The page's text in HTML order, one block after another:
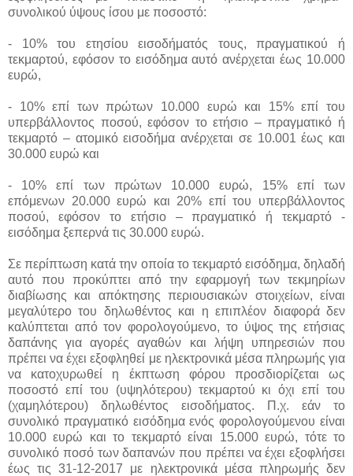
συνολικού ύψους ίσου με ποσοστό:
- 10% του ετησίου εισοδήματός τους, πραγματικού ή
τεκμαρτού, εφόσον το εισόδημα αυτό ανέρχεται έως 10.000
ευρώ,
- 10% επί των πρώτων 10.000 ευρώ και 15% επί του
υπερβάλλοντος ποσού, εφόσον το ετήσιο – πραγματικό ή
τεκμαρτό – ατομικό εισοδήμα ανέρχεται σε 10.001 έως και
30.000 ευρώ και
- 10% επί των πρώτων 10.000 ευρώ, 15% επί των
επόμενων 20.000 ευρώ και 20% επί του υπερβάλλοντος
ποσού, εφόσον το ετήσιο – πραγματικό ή τεκμαρτό -
εισόδημα ξεπερνά τις 30.000 ευρώ.
Σε περίπτωση κατά την οποία το τεκμαρτό εισόδημα, δηλαδή
αυτό που προκύπτει από την εφαρμογή των τεκμηρίων
διαβίωσης και απόκτησης περιουσιακών στοιχείων, είναι
μεγαλύτερο του δηλωθέντος και η επιπλέον διαφορά δεν
καλύπτεται από τον φορολογούμενο, το ύψος της ετήσιας
δαπάνης για αγορές αγαθών και λήψη υπηρεσιών που
πρέπει να έχει εξοφληθεί με ηλεκτρονικά μέσα πληρωμής για
να κατοχυρωθεί η έκπτωση φόρου προσδιορίζεται ως
ποσοστό επί του (υψηλότερου) τεκμαρτού κι όχι επί του
(χαμηλότερου) δηλωθέντος εισοδήματος. Π.χ. εάν το
συνολικό πραγματικό εισόδημα ενός φορολογούμενου είναι
10.000 ευρώ και το τεκμαρτό είναι 15.000 ευρώ, τότε το
συνολικό ποσό των δαπανών που πρέπει να έχει εξοφλήσει
έως τις 31-12-2017 με ηλεκτρονικά μέσα πληρωμής δεν